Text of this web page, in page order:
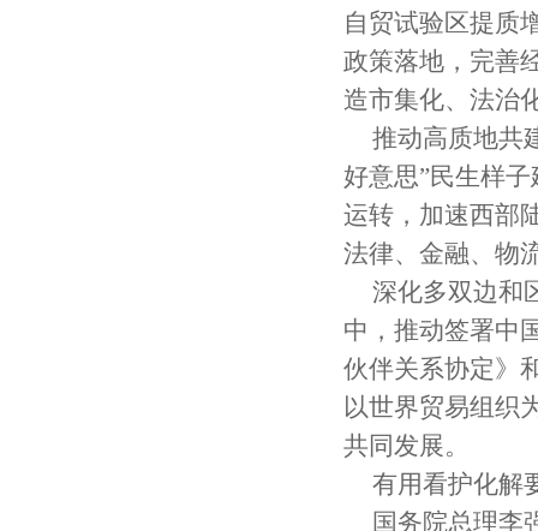
自贸试验区提质
政策落地，完善
造市集化、法治
推动高质地共
好意思”民生样
运转，加速西部
法律、金融、物
深化多双边和
中，推动签署中
伙伴关系协定》
以世界贸易组织
共同发展。
有用看护化解
国务院总理李